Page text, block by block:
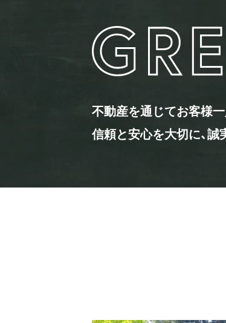
不動産を通じてお客様
信頼と安心を大切に、誠